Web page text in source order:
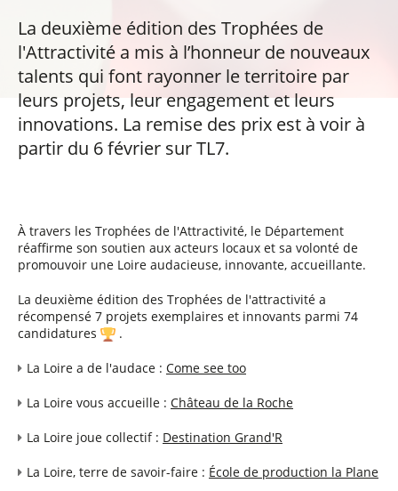
La deuxième édition des Trophées de
l'Attractivité a mis à l’honneur de nouveaux
talents qui font rayonner le territoire par
leurs projets, leur engagement et leurs
innovations. La remise des prix est à voir à
partir du 6 février sur TL7.
À travers les Trophées de l'Attractivité, le Département
réaffirme son soutien aux acteurs locaux et sa volonté de
promouvoir une Loire audacieuse, innovante, accueillante.
La deuxième édition des Trophées de l'attractivité a
récompensé 7 projets exemplaires et innovants parmi 74
candidatures
.
La Loire a de l'audace : Come see too
La Loire vous accueille : Château de la Roche
La Loire joue collectif : Destination Grand'R
La Loire, terre de savoir-faire : École de production la Plane